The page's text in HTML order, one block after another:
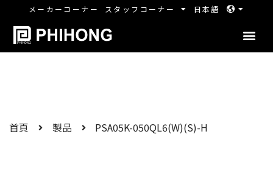
メーカーコーナー スタッフコーナー 日本語
首頁 製品 PSA05K-050QL6(W)(S)-H